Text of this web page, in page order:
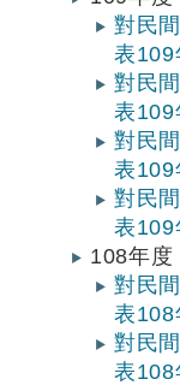
對民
表109
對民
表109
對民
表109
對民
表109
108年度
對民
表108
對民
表108